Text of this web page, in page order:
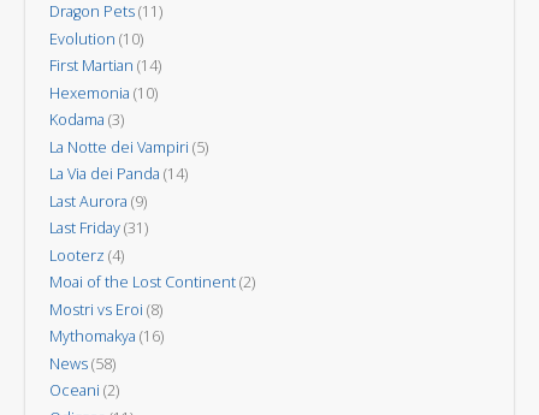
Dragon Pets(11)
Evolution (10)
First Martian (14)
Hexemonia (10)
Kodama (3)
La Notte dei Vampiri (5)
La Via dei Panda (14)
Last Aurora (9)
Last Friday(31)
Looterz (4)
Moai of the Lost Continent(2)
Mostri vs Eroi (8)
Mythomakya (16)
News(58)
Oceani (2)